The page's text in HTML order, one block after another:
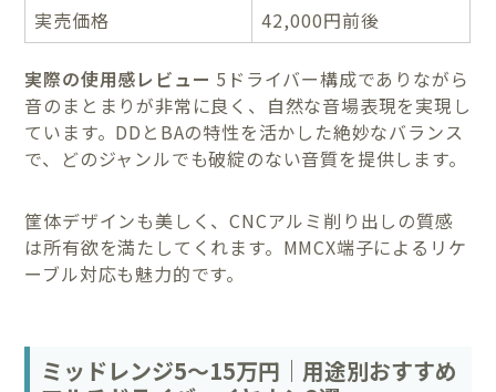
実売価格
42,000円前後
実際の使用感レビュー 5ドライバー構成でありながら
音のまとまりが非常に良く、自然な音場表現を実現し
ています。DDとBAの特性を活かした絶妙なバランス
で、どのジャンルでも破綻のない音質を提供します。
筐体デザインも美しく、CNCアルミ削り出しの質感
は所有欲を満たしてくれます。MMCX端子によるリケ
ーブル対応も魅力的です。
ミッドレンジ5〜15万円｜用途別おすすめ